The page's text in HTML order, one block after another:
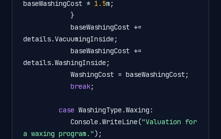
baseWashingCost * 1.5m;
details.VacuumingInside;
details.WashingInside;
break;
case WashingType.Waxing:
            Console.WriteLine(
"Valuation for
a waxing program.");